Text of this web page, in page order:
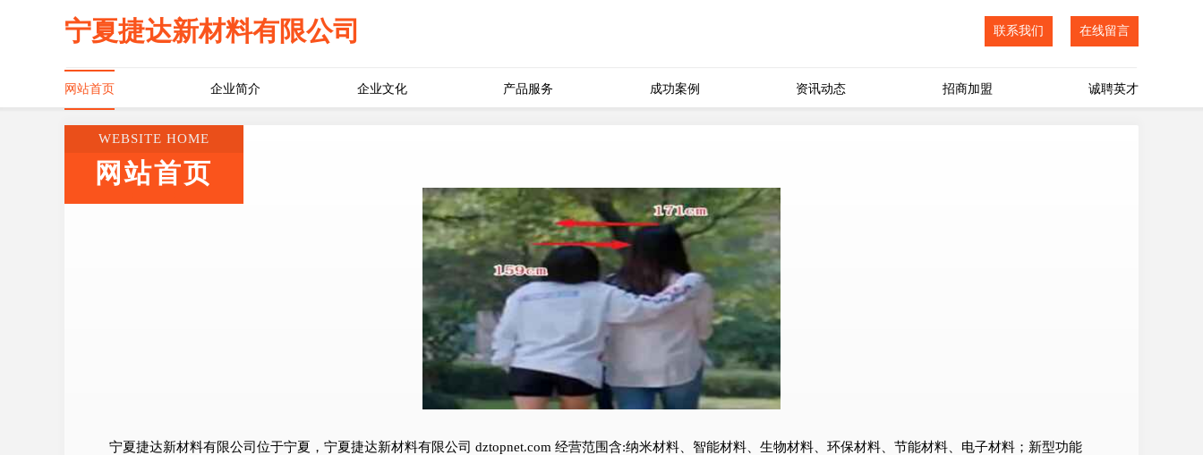
宁夏捷达新材料有限公司 联系我们 在线留言
网站首页 企业简介 企业文化 产品服务 成功案例 资讯动态 招商加盟 诚聘英才
WEBSITE HOME
网站首页
宁夏捷达新材料有限公司位于宁夏，宁夏捷达新材料有限公司 dztopnet.com 经营范围含:纳米材料、智能材料、生物材料、环保材料、节能材料、电子材料；新型功能